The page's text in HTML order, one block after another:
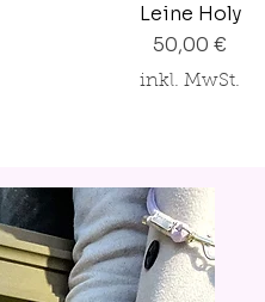
Leine Holy
Preis
50,00 €
inkl. MwSt.